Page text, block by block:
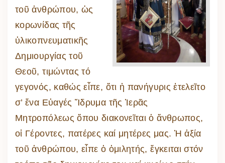
τοῦ ἀνθρώπου, ὡς
κορωνίδας τῆς
ὑλικοπνευματικῆς
Δημιουργίας τοῦ
Θεοῦ, τιμώντας τό
γεγονός, καθώς εἶπε, ὅτι ἡ πανήγυρις ἐτελεῖτο
σ’ ἕνα Εὐαγές Ἵδρυμα τῆς Ἱερᾶς
Μητροπόλεως ὅπου διακονεῖται ὁ ἄνθρωπος,
οἱ Γέροντες, πατέρες καί μητέρες μας. Ἡ ἀξία
τοῦ ἀνθρώπου, εἶπε ὁ ὁμιλητής, ἔγκειται στόν